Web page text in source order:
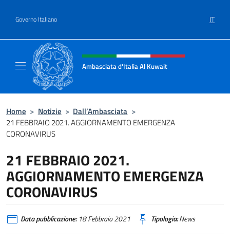
Governo Italiano IT
Intestazione sito, social e menù
Ambasciata d'Italia Al Kuwait
Home > Notizie > Dall’Ambasciata >
21 FEBBRAIO 2021. AGGIORNAMENTO EMERGENZA
CORONAVIRUS
21 FEBBRAIO 2021.
AGGIORNAMENTO EMERGENZA
CORONAVIRUS
Data pubblicazione:18 Febbraio 2021 Tipologia:News